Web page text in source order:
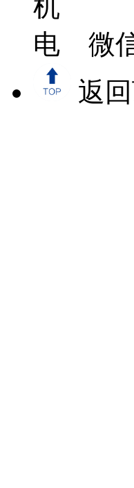
微
返